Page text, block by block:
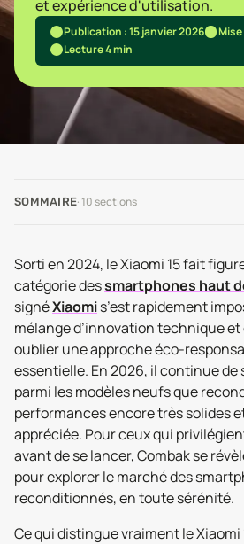
et expérience d'utilisation.
Publication : 15 janvier 2026
Lecture 4 min
SOMMAIRE· 10sections
Sorti en 2024, le Xiaomi 15 fait
catégorie dessmartphones haut
signéXiaomis’est rapidement
mélange d’innovation technique et
oublier une approche éco-
essentielle. En 2026, il continue de
parmi les modèles neufs que
performances encore très solides
appréciée. Pour ceux qui
avant de se lancer, Combak se
pour explorer le marché des
reconditionnés, en toute sérénité.
Ce qui distingue vraiment le Xiaomi